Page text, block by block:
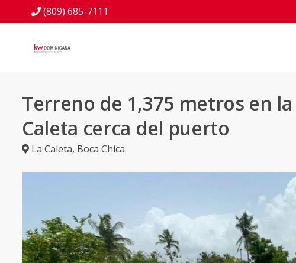
(809) 685-7111
Terreno de 1,375 metros en la
Caleta cerca del puerto
La Caleta, Boca Chica